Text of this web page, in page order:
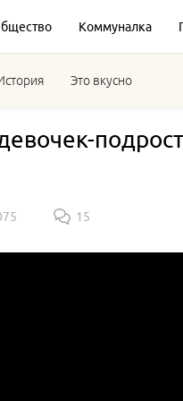
Коммуналка
Это вкусно
15